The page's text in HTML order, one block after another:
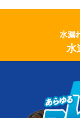
水漏
水